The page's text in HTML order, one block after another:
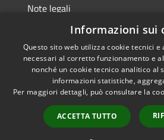
Note legali
Dichiarazione di accessibilità
RSS
Accessibilità
Informazioni sui
Questo sito web utilizza cookie tecnici
necessari al corretto funzionamento e
nonché un cookie tecnico analitico al
informazioni statistiche,
Per maggiori dettagli, può consultare la
ACCETTA TUTTO